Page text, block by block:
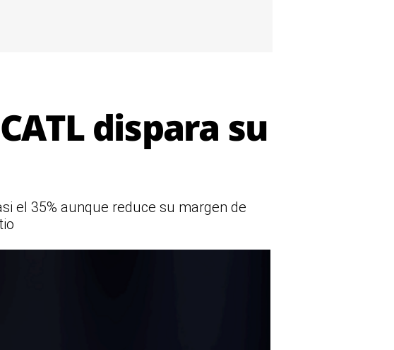
dispara su
el 35% aunque reduce su margen de